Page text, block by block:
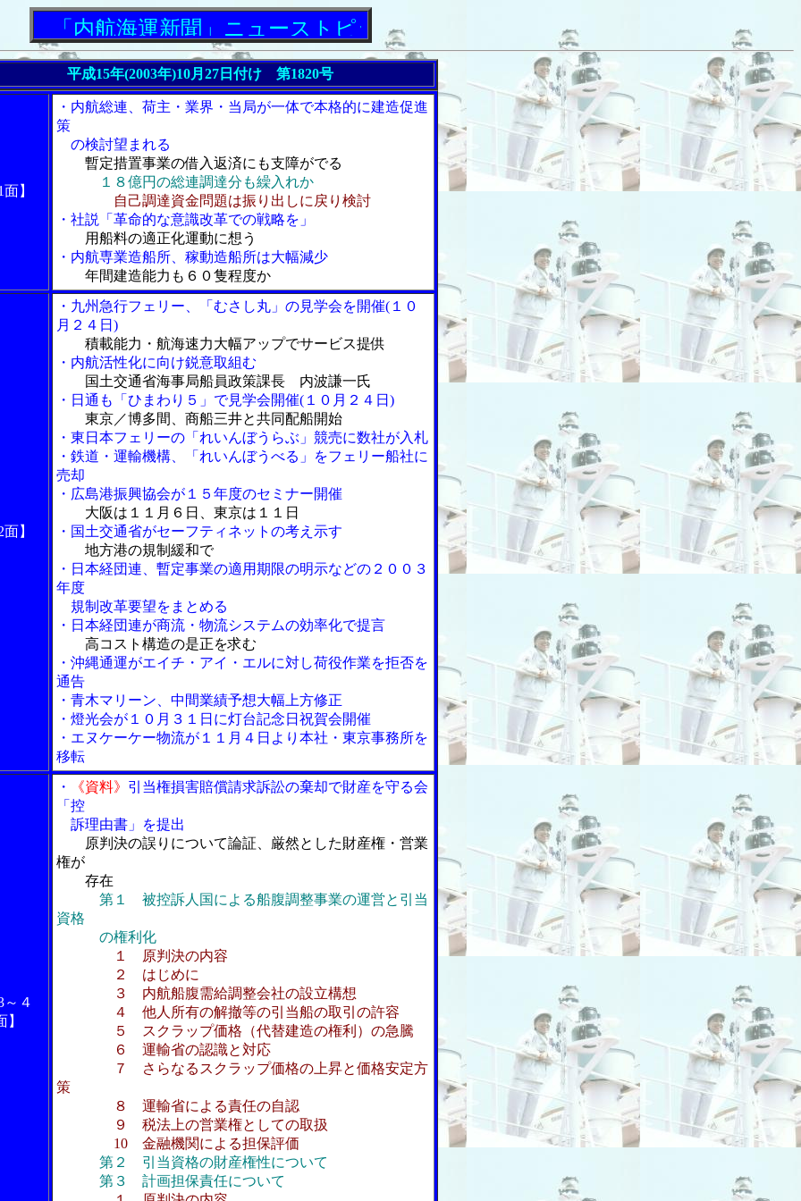
「内航海運新聞」ニューストピックス
平成15年(2003年)10月27日付け 第1820号
】
・内航総連、荷主・業界・当局が一体で本格的に建造促進
策
の検討望まれる
暫定措置事業の借入返済にも支障がでる
１８億円の総連調達分も繰入れか
自己調達資金問題は振り出しに戻り検討
・社説「革命的な意識改革での戦略を」
用船料の適正化運動に想う
・内航専業造船所、稼動造船所は大幅減少
年間建造能力も６０隻程度か
】
・九州急行フェリー、「むさし丸」の見学会を開催(１０
月２４日)
積載能力・航海速力大幅アップでサービス提供
・内航活性化に向け鋭意取組む
国土交通省海事局船員政策課長 内波謙一氏
・日通も「ひまわり５」で見学会開催(１０月２４日)
東京／博多間、商船三井と共同配船開始
・東日本フェリーの「れいんぼうらぶ」競売に数社が入札
・鉄道・運輸機構、「れいんぼうべる」をフェリー船社に
売却
・広島港振興協会が１５年度のセミナー開催
大阪は１１月６日、東京は１１日
・国土交通省がセーフティネットの考え示す
地方港の規制緩和で
・日本経団連、暫定事業の適用期限の明示などの２００３
年度
規制改革要望をまとめる
・日本経団連が商流・物流システムの効率化で提言
高コスト構造の是正を求む
・沖縄通運がエイチ・アイ・エルに対し荷役作業を拒否を
通告
・青木マリーン、中間業績予想大幅上方修正
・燈光会が１０月３１日に灯台記念日祝賀会開催
・エヌケーケー物流が１１月４日より本社・東京事務所を
移転
～４
】
・ 《資料》 引当権損害賠償請求訴訟の棄却で財産を守る会
「控
訴理由書」を提出
原判決の誤りについて論証、厳然とした財産権・営業
権が
存在
第１ 被控訴人国による船腹調整事業の運営と引当
資格
の権利化
１ 原判決の内容
２ はじめに
３ 内航船腹需給調整会社の設立構想
４ 他人所有の解撤等の引当船の取引の許容
５ スクラップ価格（代替建造の権利）の急騰
６ 運輸省の認識と対応
７ さらなるスクラップ価格の上昇と価格安定方
策
８ 運輸省による責任の自認
９ 税法上の営業権としての取扱
10 金融機関による担保評価
第２ 引当資格の財産権性について
第３ 計画担保責任について